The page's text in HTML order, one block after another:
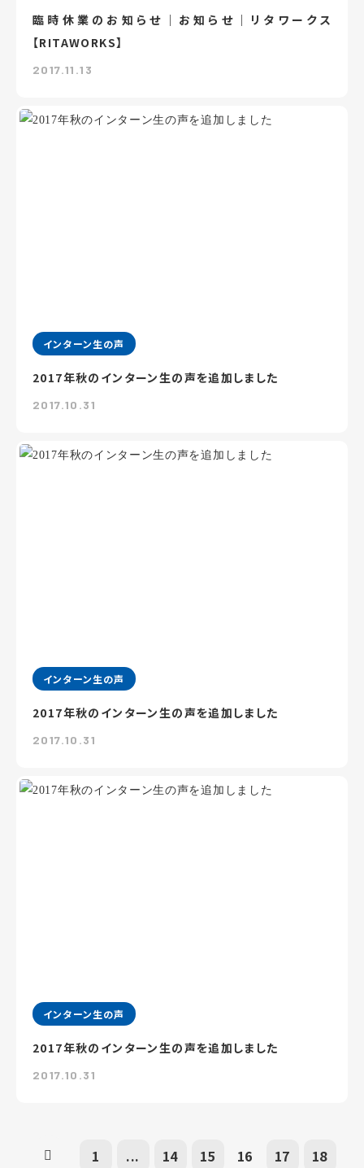
臨時休業のお知らせ｜お知らせ｜リタワークス
【RITAWORKS】
2017.11.13
インターン生の声
2017年秋のインターン生の声を追加しました
2017.10.31
インターン生の声
2017年秋のインターン生の声を追加しました
2017.10.31
インターン生の声
2017年秋のインターン生の声を追加しました
2017.10.31
1 ... 14 15 16 17 18